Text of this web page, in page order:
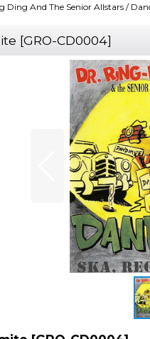
Ding And The Senior Allstars /
[GRO-CD0004]